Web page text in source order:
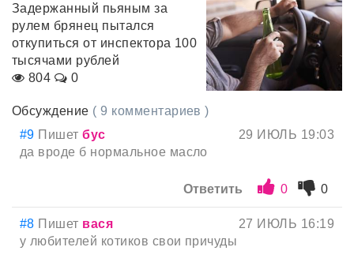
Задержанный пьяным за
рулем брянец пытался
откупиться от инспектора 100
тысячами рублей
804
0
Обсуждение ( 9 комментариев )
#9 Пишетбус
29 ИЮЛЬ 19:03
да вроде б нормальное масло
Ответить 0 0
#8 Пишет вася
27 ИЮЛЬ 16:19
у любителей котиков свои причуды